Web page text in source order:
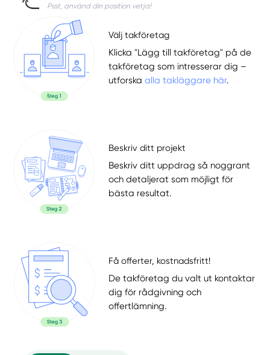
Psst, använd din position vetja!
Välj takföretag
Klicka "Lägg till takföretag" på de
takföretag som intresserar dig –
utforskaalla takläggare här.
Beskriv ditt projekt
Beskriv ditt uppdrag så noggrant
och detaljerat som möjligt för
bästa resultat.
Få offerter, kostnadsfritt!
De takföretag du valt ut kontaktar
dig för rådgivning och
offertlämning.